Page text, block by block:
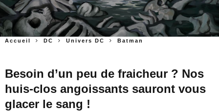
Accueil DC Univers DC Batman
Besoin d’un peu de fraicheur ? Nos
huis-clos angoissants sauront vous
glacer le sang !